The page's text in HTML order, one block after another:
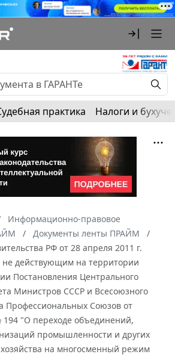
практика Налоги и
Информационно-правовое
Документы ленты ПРАЙМ
РФ от 28 апреля 2011 г.
действующим на территории
Постановления Центрального
Министров СССР и Всесоюзного
Профессиональных Союзов от
194 "О переходе объединений,
промышленности и других
на многосменный режим